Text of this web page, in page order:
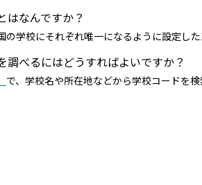
はなんですか？
の学校にそれぞれ唯一になるように設定し
調べるにはどうすればよいですか？
で、学校名や所在地などから学校コードを